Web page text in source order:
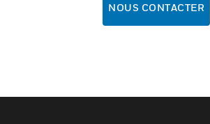
NOUS CONTACTER